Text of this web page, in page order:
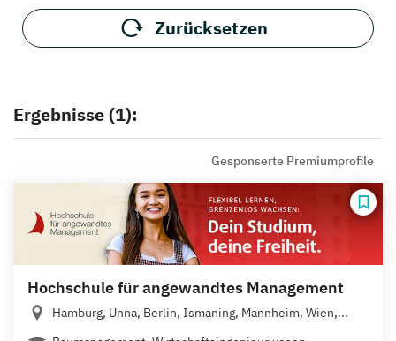
Zurücksetzen
Ergebnisse (1):
Gesponserte Premiumprofile
Hochschule für angewandtes Management
Hamburg, Unna, Berlin, Ismaning, Mannheim, Wien,...